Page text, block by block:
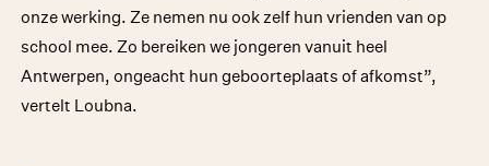
onze werking. Ze nemen nu ook zelf hun vrienden van op
school mee. Zo bereiken we jongeren vanuit heel
Antwerpen, ongeacht hun geboorteplaats of afkomst”,
vertelt Loubna.